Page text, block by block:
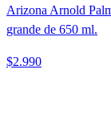
Arizona Arnold
grande de 650 ml.
$2.990